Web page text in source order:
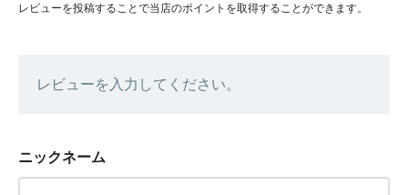
レビューを投稿することで当店のポイントを取得することができます。
レビューを入力してください。
ニックネーム